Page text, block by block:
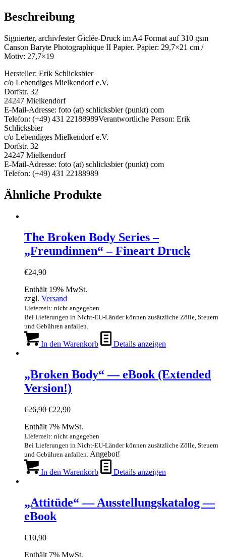
Beschreibung
Signierter, archivfester Giclée-Druck im A4 Format auf 310 gsm
Canson Baryte Photographique II Papier. Papier: 29,7×21 cm /
Motiv: 27,7×19
Hersteller: Erik Schlicksbier
c/o Lebendiges Mielkendorf e.V.
Dorfstr. 32
24247 Mielkendorf
E-Mail-Adresse: foto (at) schlicksbier (punkt) com
Telefon: (+49) 431 22188989Verantwortliche Person: Erik
Schlicksbier
c/o Lebendiges Mielkendorf e.V.
Dorfstr. 32
24247 Mielkendorf
E-Mail-Adresse: foto (at) schlicksbier (punkt) com
Telefon: (+49) 431 22188989
Ähnliche Produkte
The Broken Body Series –
„Freundinnen“ – Fineart Druck
€24,90
Enthält 19% MwSt.
zzgl. Versand
Lieferzeit: nicht angegeben
Bei Lieferungen in Nicht-EU-Länder können zusätzliche Zölle, Steuern
und Gebühren anfallen.
In den Warenkorb Details anzeigen
„Broken Body“ — eBook (Extended
Version!)
€26,90 Ursprünglicher
war:
€26,90
€22,90Aktueller
ist:
€22,90.
Enthält 7% MwSt.
Lieferzeit: nicht angegeben
Bei Lieferungen in Nicht-EU-Länder können zusätzliche Zölle, Steuern
und Gebühren anfallen. Angebot!
In den Warenkorb Details anzeigen
„Attitüde“ — Ausstellungskatalog —
eBook
€10,90
Enthält 7% MwSt.